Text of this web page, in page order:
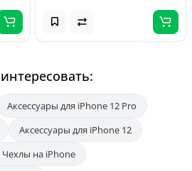
Аксессуары для iPhone 12 Pro
Аксессуары для iPhone 12
Чехлы на iPhone